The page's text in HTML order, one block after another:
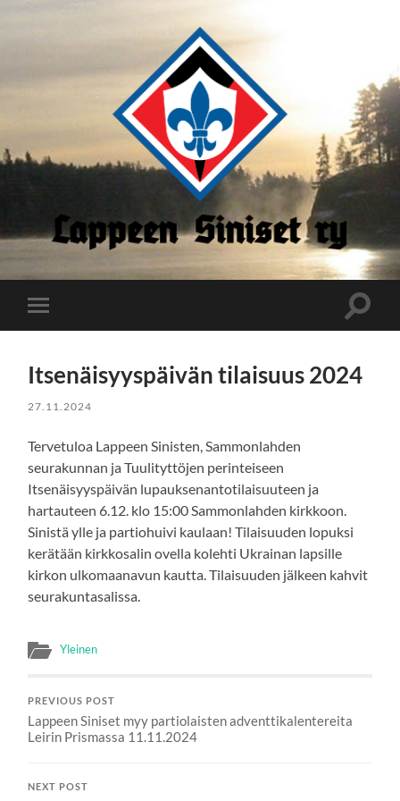
Siniset
Toggle
mobile
Toggle
Itsenäisyyspäivän tilaisuus 2024
27.11.2024
Tervetuloa Lappeen Sinisten, Sammonlahden
seurakunnan ja Tuulityttöjen perinteiseen
Itsenäisyyspäivän lupauksenantotilaisuuteen ja
hartauteen 6.12. klo 15:00 Sammonlahden kirkkoon.
Sinistä ylle ja partiohuivi kaulaan! Tilaisuuden lopuksi
kerätään kirkkosalin ovella kolehti Ukrainan lapsille
kirkon ulkomaanavun kautta. Tilaisuuden jälkeen kahvit
seurakuntasalissa.
Yleinen
PREVIOUS POST
Lappeen Siniset myy partiolaisten adventtikalentereita
Leirin Prismassa 11.11.2024
NEXT POST